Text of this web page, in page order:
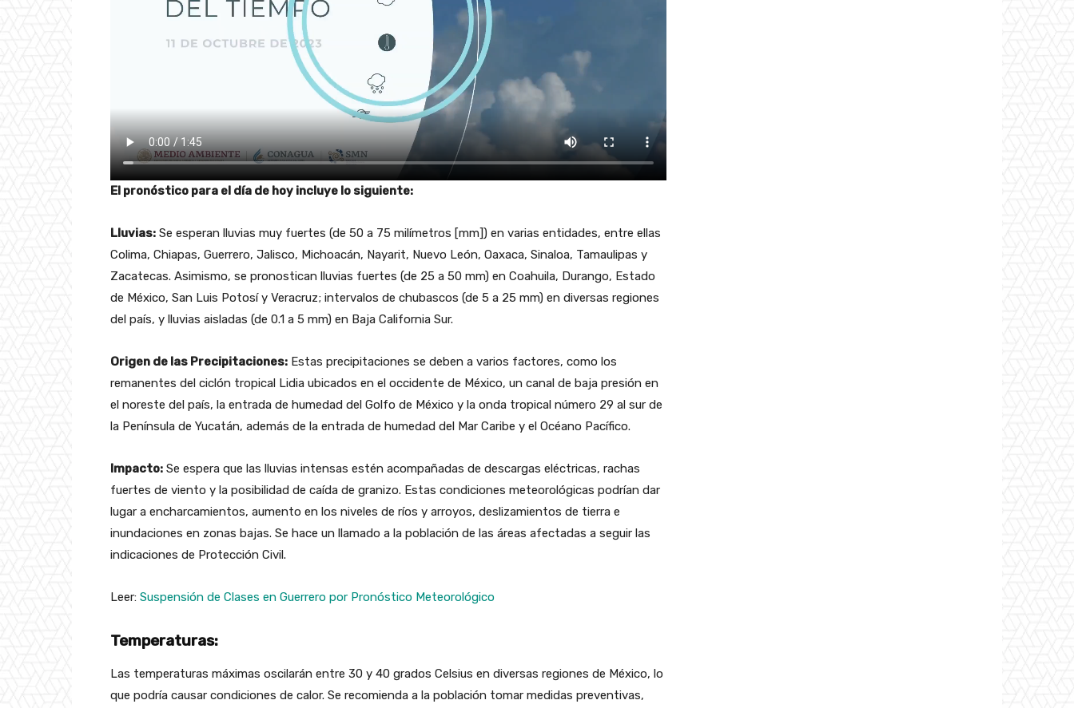
El pronóstico para el día de hoy incluye lo siguiente:
Lluvias: Se esperan lluvias muy fuertes (de 50 a 75 milímetros [mm]) en varias entidades, entre ellas
Colima, Chiapas, Guerrero, Jalisco, Michoacán, Nayarit, Nuevo León, Oaxaca, Sinaloa, Tamaulipas y
Zacatecas. Asimismo, se pronostican lluvias fuertes (de 25 a 50 mm) en Coahuila, Durango, Estado
de México, San Luis Potosí y Veracruz; intervalos de chubascos (de 5 a 25 mm) en diversas regiones
del país, y lluvias aisladas (de 0.1 a 5 mm) en Baja California Sur.
Origen de las Precipitaciones: Estas precipitaciones se deben a varios factores, como los
remanentes del ciclón tropical Lidia ubicados en el occidente de México, un canal de baja presión en
el noreste del país, la entrada de humedad del Golfo de México y la onda tropical número 29 al sur de
la Península de Yucatán, además de la entrada de humedad del Mar Caribe y el Océano Pacífico.
Impacto: Se espera que las lluvias intensas estén acompañadas de descargas eléctricas, rachas
fuertes de viento y la posibilidad de caída de granizo. Estas condiciones meteorológicas podrían dar
lugar a encharcamientos, aumento en los niveles de ríos y arroyos, deslizamientos de tierra e
inundaciones en zonas bajas. Se hace un llamado a la población de las áreas afectadas a seguir las
indicaciones de Protección Civil.
Leer: Suspensión de Clases en Guerrero por Pronóstico Meteorológico
Temperaturas:
Las temperaturas máximas oscilarán entre 30 y 40 grados Celsius en diversas regiones de México, lo
que podría causar condiciones de calor. Se recomienda a la población tomar medidas preventivas,